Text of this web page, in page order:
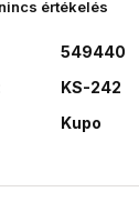
értékelés
549440
KS-242
Kupo